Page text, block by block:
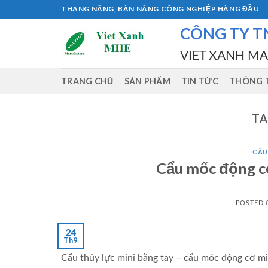
to
THANG NÂNG, BÀN NÂNG CÔNG NGHIỆP HÀNG ĐẦU
CÔNG TY
VIET XANH
TRANG CHỦ SẢN PHẨM TIN TỨC THÔNG
Cẩu mốc động
POSTED
24
Th9
Cẩu thủy lực mini bằng tay – cẩu móc động cơ